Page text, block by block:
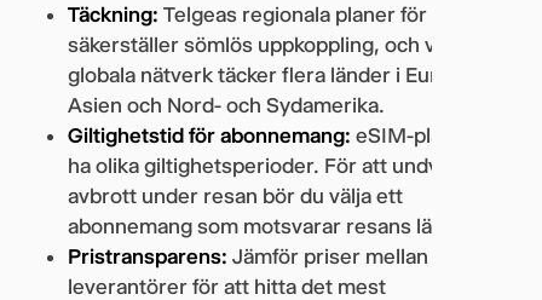
Täckning: Telgeas regionala planer för Europa
säkerställer sömlös uppkoppling, och vårt
globala nätverk täcker flera länder i Europa,
Asien och Nord- och Sydamerika.
Giltighetstid för abonnemang: eSIM-planer kan
ha olika giltighetsperioder. För att undvika
avbrott under resan bör du välja ett
abonnemang som motsvarar resans längd.
Pristransparens: Jämför priser mellan olika
leverantörer för att hitta det mest